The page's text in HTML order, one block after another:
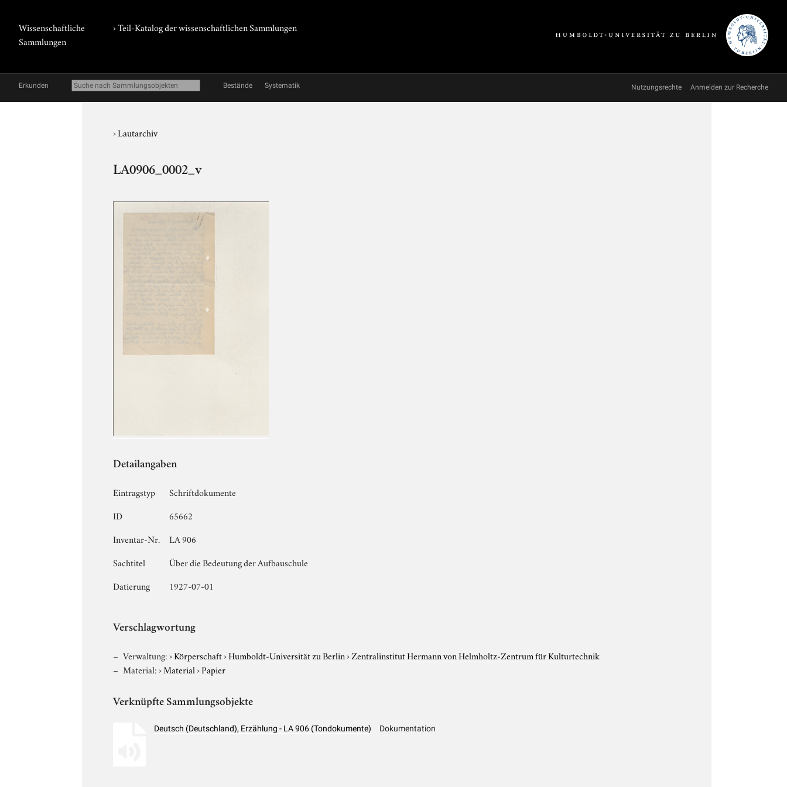
Wissenschaftliche
Sammlungen
› Teil-Katalog der wissenschaftlichen Sammlungen
Erkunden Bestände Systematik Nutzungsrechte Anmelden zur Recherche
›Lautarchiv
LA0906_0002_v
Detailangaben
Eintragstyp
Schriftdokumente
ID
65662
Inventar-Nr.
LA 906
Sachtitel
Über die Bedeutung der Aufbauschule
Datierung
1927-07-01
Verschlagwortung
Verwaltung:›Körperschaft›Humboldt-Universität zu Berlin›Zentralinstitut Hermann von Helmholtz-Zentrum für Kulturtechnik
Material:›Material›Papier
Verknüpfte Sammlungsobjekte
Deutsch (Deutschland), Erzählung - LA 906 (Tondokumente) Dokumentation